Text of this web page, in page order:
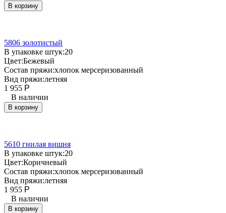
В корзину
5806 золотистый
В упаковке штук:20
Цвет:Бежевый
Состав пряжи:хлопок мерсеризованный
Вид пряжи:летняя
1 955 Р
В наличии
В корзину
5610 гнилая вишня
В упаковке штук:20
Цвет:Коричневый
Состав пряжи:хлопок мерсеризованный
Вид пряжи:летняя
1 955 Р
В наличии
В корзину